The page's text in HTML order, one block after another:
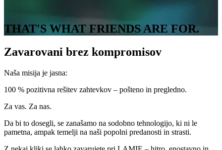
THAT'S WHAT FRIENDS ARE FOR.
Zavarovani brez kompromisov
Naša misija je jasna:
100 % pozitivna rešitev zahtevkov – pošteno in pregledno.
Za vas. Za nas.
Da bi to dosegli, se zanašamo na sodobno tehnologijo, ki ni le
pametna, ampak temelji na naši popolni predanosti in strasti.